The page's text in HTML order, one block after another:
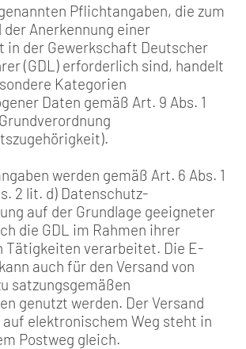
Pflichtangaben, die zum
der Anerkennung einer
in der Gewerkschaft Deutscher
(GDL) erforderlich sind, handelt
Kategorien
Daten gemäß Art. 9 Abs. 1
werden gemäß Art. 6 Abs. 1
2 lit. d) Datenschutz-
auf der Grundlage geeigneter
die GDL im Rahmen ihrer
Tätigkeiten verarbeitet. Die E-
auch für den Versand von
satzungsgemäßen
genutzt werden. Der Versand
auf elektronischem Weg steht in
Postweg gleich.